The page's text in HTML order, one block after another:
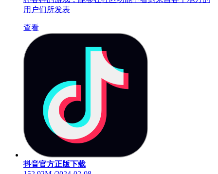
用户们所发表
查看
抖音官方正版下载